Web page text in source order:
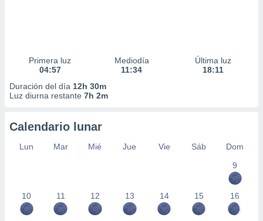
Primera luz
04:57
Mediodía
11:34
Última luz
18:11
Duración del día 12h 30m
Luz diurna restante 7h 2m
Calendario lunar
Lun Mar Mié Jue Vie Sáb
Dom
9
10 11 12 13 14 15 16